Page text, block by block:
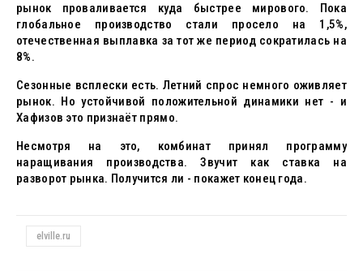
рынок проваливается куда быстрее мирового. Пока
глобальное производство стали просело на 1,5%,
отечественная выплавка за тот же период сократилась на
8%.
Сезонные всплески есть. Летний спрос немного оживляет
рынок. Но устойчивой положительной динамики нет - и
Хафизов это признаёт прямо.
Несмотря на это, комбинат принял программу
наращивания производства. Звучит как ставка на
разворот рынка. Получится ли - покажет конец года.
elville.ru